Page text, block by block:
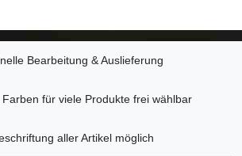
Bearbeitung & Auslieferung
Farben für viele Produkte frei wählbar
aller Artikel möglich